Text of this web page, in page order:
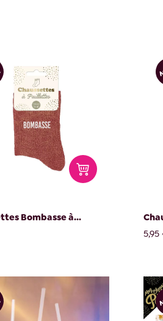
Bombasse à...
5,95